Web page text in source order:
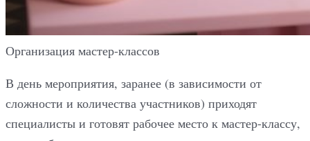
Организация мастер-классов
В день мероприятия, заранее (в зависимости от
сложности и количества участников) приходят
специалисты и готовят рабочее место к мастер-классу,